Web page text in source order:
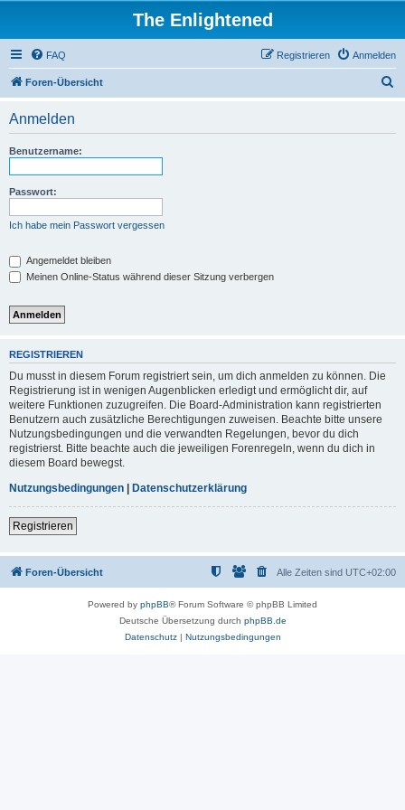
The Enlightened
FAQ Anmelden
Registrieren
Foren-Übersicht
Anmelden
Benutzername:
Passwort:
Ich habe mein Passwort vergessen
Angemeldet bleiben
Meinen Online-Status während dieser Sitzung verbergen
REGISTRIEREN
Du musst in diesem Forum registriert sein, um dich anmelden zu können. Die
Registrierung ist in wenigen Augenblicken erledigt und ermöglicht dir, auf
weitere Funktionen zuzugreifen. Die Board-Administration kann registrierten
Benutzern auch zusätzliche Berechtigungen zuweisen. Beachte bitte unsere
Nutzungsbedingungen und die verwandten Regelungen, bevor du dich
registrierst. Bitte beachte auch die jeweiligen Forenregeln, wenn du dich in
diesem Board bewegst.
Nutzungsbedingungen | Datenschutzerklärung
Registrieren
Foren-Übersicht Alle Zeiten sind UTC+02:00
Powered by phpBB® Forum Software © phpBB Limited
Deutsche Übersetzung durch phpBB.de
Datenschutz| Nutzungsbedingungen